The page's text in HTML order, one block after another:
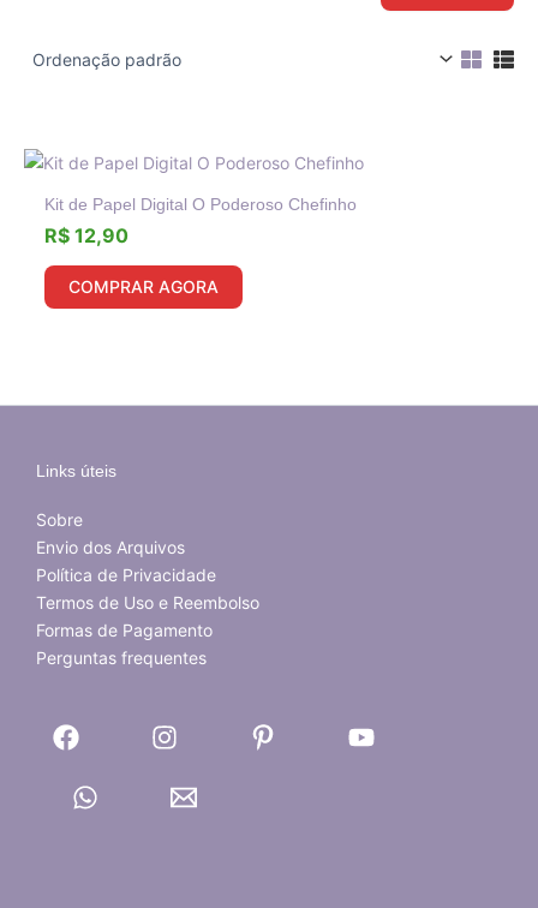
Kit de Papel Digital O Poderoso Chefinho
R$12,90
COMPRAR AGORA
Links úteis
Sobre
Envio dos Arquivos
Política de Privacidade
Termos de Uso e Reembolso
Formas de Pagamento
Perguntas frequentes